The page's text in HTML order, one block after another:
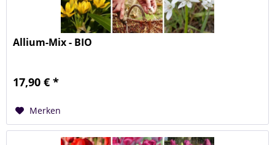
Allium-Mix - BIO
17,90 € *
Merken